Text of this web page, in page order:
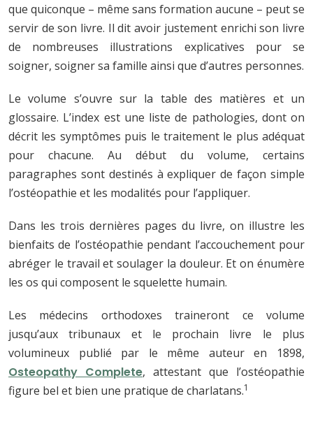
que quiconque – même sans formation aucune – peut se
servir de son livre. Il dit avoir justement enrichi son livre
de nombreuses illustrations explicatives pour se
soigner, soigner sa famille ainsi que d’autres personnes.
Le volume s’ouvre sur la table des matières et un
glossaire. L’index est une liste de pathologies, dont on
décrit les symptômes puis le traitement le plus adéquat
pour chacune. Au début du volume, certains
paragraphes sont destinés à expliquer de façon simple
l’ostéopathie et les modalités pour l’appliquer.
Dans les trois dernières pages du livre, on illustre les
bienfaits de l’ostéopathie pendant l’accouchement pour
abréger le travail et soulager la douleur. Et on énumère
les os qui composent le squelette humain.
Les médecins orthodoxes traineront ce volume
jusqu’aux tribunaux et le prochain livre le plus
volumineux publié par le même auteur en 1898,
Osteopathy Complete, attestant que l’ostéopathie
figure bel et bien une pratique de charlatans.1